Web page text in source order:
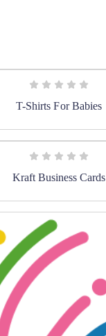
T-Shirts For Babies
Kraft Business Cards